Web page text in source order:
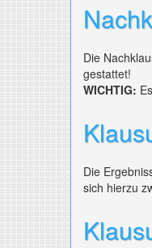
Die
gestattet!
WICHTIG:
Die
sich hierzu